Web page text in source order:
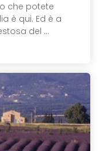
che potete
è qui. Ed è a
del ...